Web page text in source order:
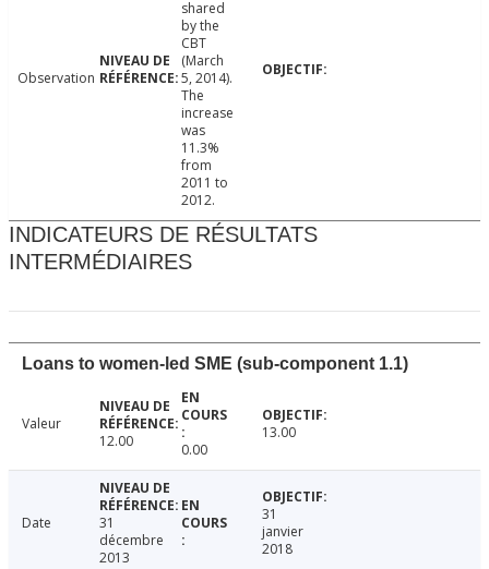
Observation
shared
by the
CBT
(March
5, 2014).
The
increase
was
11.3%
from
2011 to
2012.
INDICATEURS DE RÉSULTATS
INTERMÉDIAIRES
Loans to women-led SME (sub-component 1.1)
Valeur
12.00
0.00
13.00
Date
31
décembre
2013
31
janvier
2018